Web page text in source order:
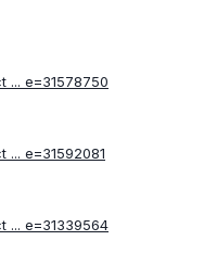
e=31578750
e=31592081
e=31339564